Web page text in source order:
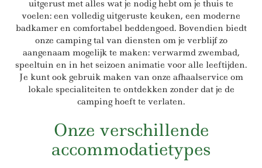
uitgerust met alles wat je nodig hebt om je thuis te
voelen: een volledig uitgeruste keuken, een moderne
badkamer en comfortabel beddengoed. Bovendien biedt
onze camping tal van diensten om je verblijf zo
aangenaam mogelijk te maken: verwarmd zwembad,
speeltuin en in het seizoen animatie voor alle leeftijden.
Je kunt ook gebruik maken van onze afhaalservice om
lokale specialiteiten te ontdekken zonder dat je de
camping hoeft te verlaten.
Onze verschillende
accommodatietypes